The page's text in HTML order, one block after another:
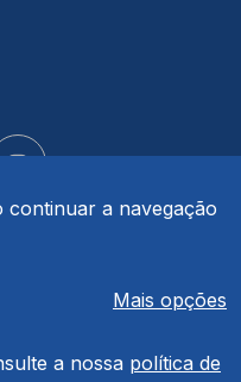
continuar a navegação
Mais opções
a nossa política de
reservados.